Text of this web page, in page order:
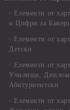
Елементи от
и Цифри за
Елементи от
Детски
Елементи от
Училище,
Абитуриентски
Елементи от